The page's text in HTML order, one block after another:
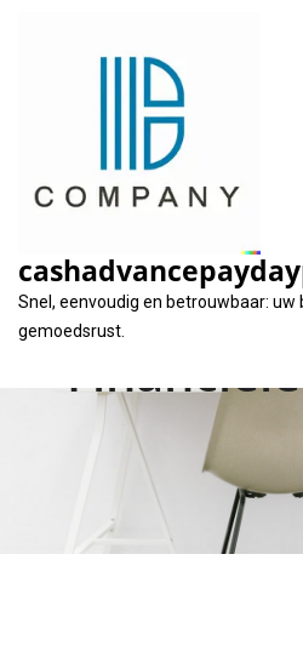
Snel, eenvoudig en betrouwbaar: uw
gemoedsrust.
Tips voor
Lenen:
en Maak